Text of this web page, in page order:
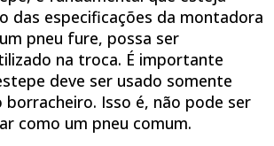
das especificações da montadora
pneu fure, possa ser
na troca. É importante
deve ser usado somente
borracheiro. Isso é, não pode ser
como um pneu comum.